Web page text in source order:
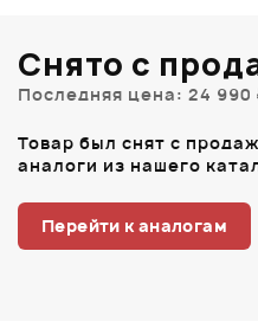
Снято с
Последняя цена: 24 990
Товар был снят с
аналоги из нашего
Перейти к аналогам